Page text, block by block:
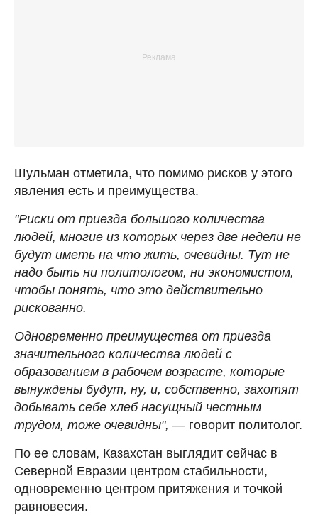
Шульман отметила, что помимо рисков у этого
явления есть и преимущества.
"Риски от приезда большого количества
людей, многие из которых через две недели не
будут иметь на что жить, очевидны. Тут не
надо быть ни политологом, ни экономистом,
чтобы понять, что это действительно
рискованно.
Одновременно преимущества от приезда
значительного количества людей с
образованием в рабочем возрасте, которые
вынуждены будут, ну, и, собственно, захотят
добывать себе хлеб насущный честным
трудом, тоже очевидны", — говорит политолог.
По ее словам, Казахстан выглядит сейчас в
Северной Евразии центром стабильности,
одновременно центром притяжения и точкой
равновесия.